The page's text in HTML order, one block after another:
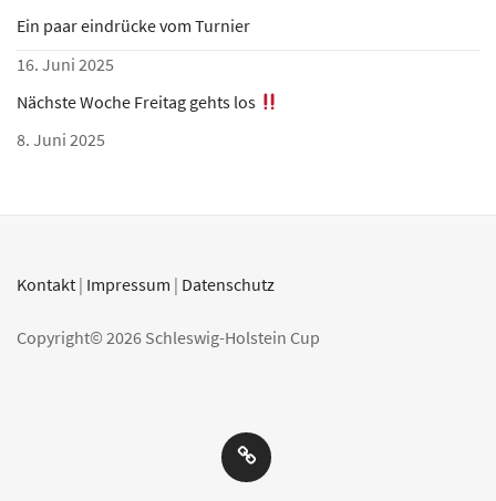
Ein paar eindrücke vom Turnier
16. Juni 2025
Nächste Woche Freitag gehts los
8. Juni 2025
Kontakt | Impressum | Datenschutz
Copyright© 2026 Schleswig-Holstein Cup